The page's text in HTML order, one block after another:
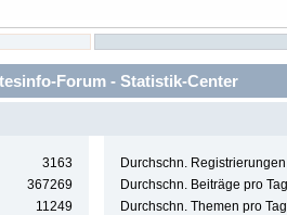
Forum - Statistik-Center
3163
367269
11249
Durchschn.
Durchschn. Beiträge pro
Durchschn. Themen pro